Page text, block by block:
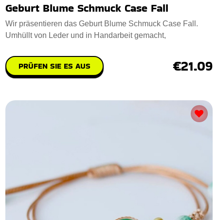
Geburt Blume Schmuck Case Fall
Wir präsentieren das Geburt Blume Schmuck Case Fall.
Umhüllt von Leder und in Handarbeit gemacht,
PRÜFEN SIE ES AUS €21.09